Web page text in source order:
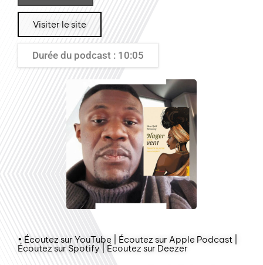
Visiter le site
Durée du podcast : 10:05
• Écoutez sur YouTube | Écoutez sur Apple Podcast |
Écoutez sur Spotify | Écoutez sur Deezer